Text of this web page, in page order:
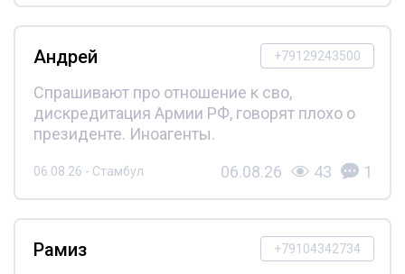
+79129243500
Андрей
Спрашивают про отношение к сво,
дискредитация Армии РФ, говорят плохо о
президенте. Иноагенты.
06.08.26 - Стамбул 06.08.26 43 1
+79104342734
Рамиз